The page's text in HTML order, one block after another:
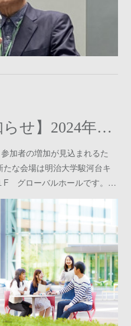
【会場変更のお知らせ】2024年度東京公開研究発表会
加者の増加が見込まれるた
な会場は明治大学駿河台キ
F グローバルホールです。…